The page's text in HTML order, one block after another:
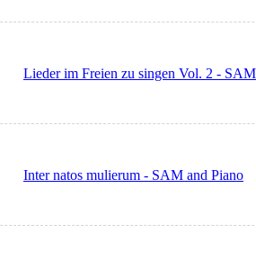
Lieder im Freien zu singen Vol. 2 -
Inter natos mulierum - SAM and Piano